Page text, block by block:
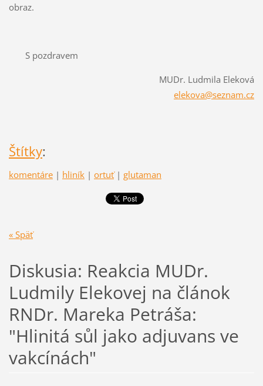
obraz.
S pozdravem
MUDr. Ludmila Eleková
elekova@seznam.cz
Štítky:
komentáre | hliník | ortuť | glutaman
« Späť
Diskusia: Reakcia MUDr.
Ludmily Elekovej na článok
RNDr. Mareka Petráša:
"Hlinitá sůl jako adjuvans ve
vakcínách"